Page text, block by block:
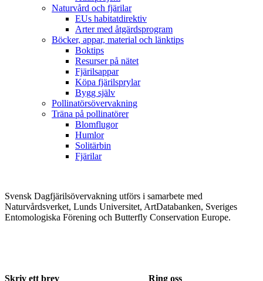
Naturvård och fjärilar
EUs habitatdirektiv
Arter med åtgärdsprogram
Böcker, appar, material och länktips
Boktips
Resurser på nätet
Fjärilsappar
Köpa fjärilsprylar
Bygg själv
Pollinatörsövervakning
Träna på pollinatörer
Blomflugor
Humlor
Solitärbin
Fjärilar
Svensk Dagfjärilsövervakning utförs i samarbete med
Naturvårdsverket, Lunds Universitet, ArtDatabanken, Sveriges
Entomologiska Förening och Butterfly Conservation Europe.
Skriv ett brev Ring oss